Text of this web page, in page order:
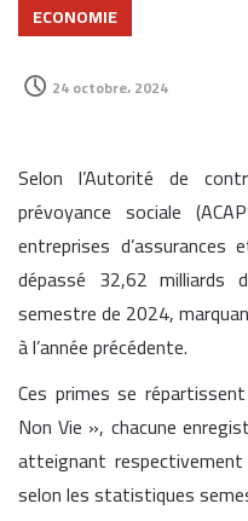
ECONOMIE
24 octobre، 2024
Selon l’Autorité de
prévoyance sociale
entreprises
dépassé 32,62 milliards
semestre de 2024,
à l’année précédente.
Ces primes se
Non Vie », chacune
atteignant
selon les statistiques